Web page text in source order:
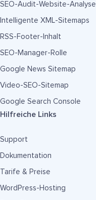
SEO-Audit-Website-Analyse
Intelligente XML-Sitemaps
RSS-Footer-Inhalt
SEO-Manager-Rolle
Google News Sitemap
Video-SEO-Sitemap
Google Search Console
Hilfreiche Links
Support
Dokumentation
Tarife & Preise
WordPress-Hosting